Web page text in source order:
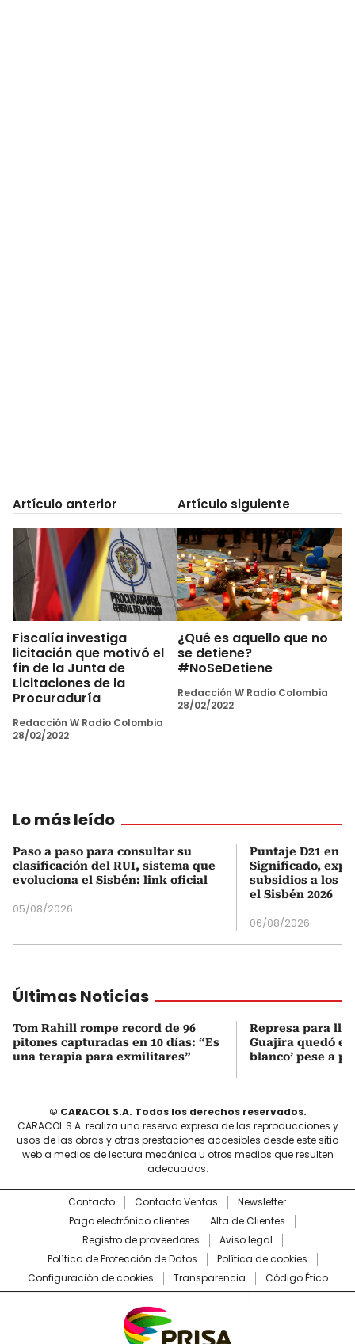
Artículo anterior
Fiscalía investiga
licitación que motivó el
fin de la Junta de
Licitaciones de la
Procuraduría
Redacción W Radio Colombia
28/02/2022
Artículo siguiente
¿Qué es aquello que no
se detiene?
#NoSeDetiene
Redacción W Radio Colombia
28/02/2022
Lo más leído
Paso a paso para consultar su
clasificación del RUI, sistema que
evoluciona el Sisbén: link oficial
05/08/2026
Puntaje D21 en
Significado,
subsidios a los
el Sisbén 2026
06/08/2026
Últimas Noticias
Tom Rahill rompe record de 96
pitones capturadas en 10 días: “Es
una terapia para exmilitares”
Represa para
Guajira quedó en
blanco’ pese a
© CARACOL S.A. Todos los derechos reservados.
CARACOL S.A. realiza una reserva expresa de las reproducciones y
usos de las obras y otras prestaciones accesibles desde este sitio
web a medios de lectura mecánica u otros medios que resulten
adecuados.
Contacto Contacto Ventas
Newsletter
Pago electrónico clientes
Alta de Clientes
Registro de proveedores
Aviso legal
Política de Protección de Datos
Política de cookies
Configuración de cookies
Transparencia Código Ético